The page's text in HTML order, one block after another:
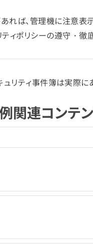
れば、管理機に注意表
ィポリシーの遵守・徹
リティ事件簿は実際に
関連コンテ